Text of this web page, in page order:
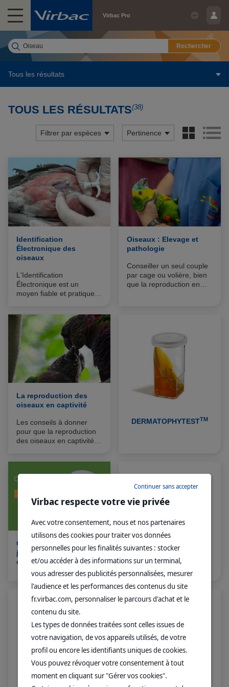
Virbac Pro
Rechercher
Tous les résultats
TOUS LES RÉSULTATS(38)
Pertinence
Filtrer par espèces
Identification
Électronique des
oiseaux
L'Identification
Électronique est un
moyen fiable et pratique
domestiques.
Oiseaux : Elevage et
pathologie
Conseiller un seul couple
par cage ou volière, bien
que la reproduction en
La reproduction des
oiseaux en captivité
Les conseils à donner
pour que la reproduction
des oiseaux en captivité
DERMATOPHYTESTTM
Coccidiose chez un
jeune coq de
compagnie [Cas
clinique]
OCEFEROL
Virbac respecte votre vie privée
Avec votre consentement, nous et nos partenaires
utilisons des cookies pour traiter vos données
personnelles pour les finalités suivantes : stocker
et/ou accéder à des informations sur un terminal,
vous adresser des publicités personnalisées, mesurer
l'audience et les performances des contenus du site
fr.virbac.com, personnaliser le parcours d'achat et le
contenu du site.
Les types de données traitées sont celles issues de
votre navigation, de vos appareils utilisés, de votre
profil ou encore les identifiants uniques de cookies.
Vous pouvez révoquer votre consentement à tout
moment en cliquant sur "Gérer vos cookies".
Continuer sans accepter